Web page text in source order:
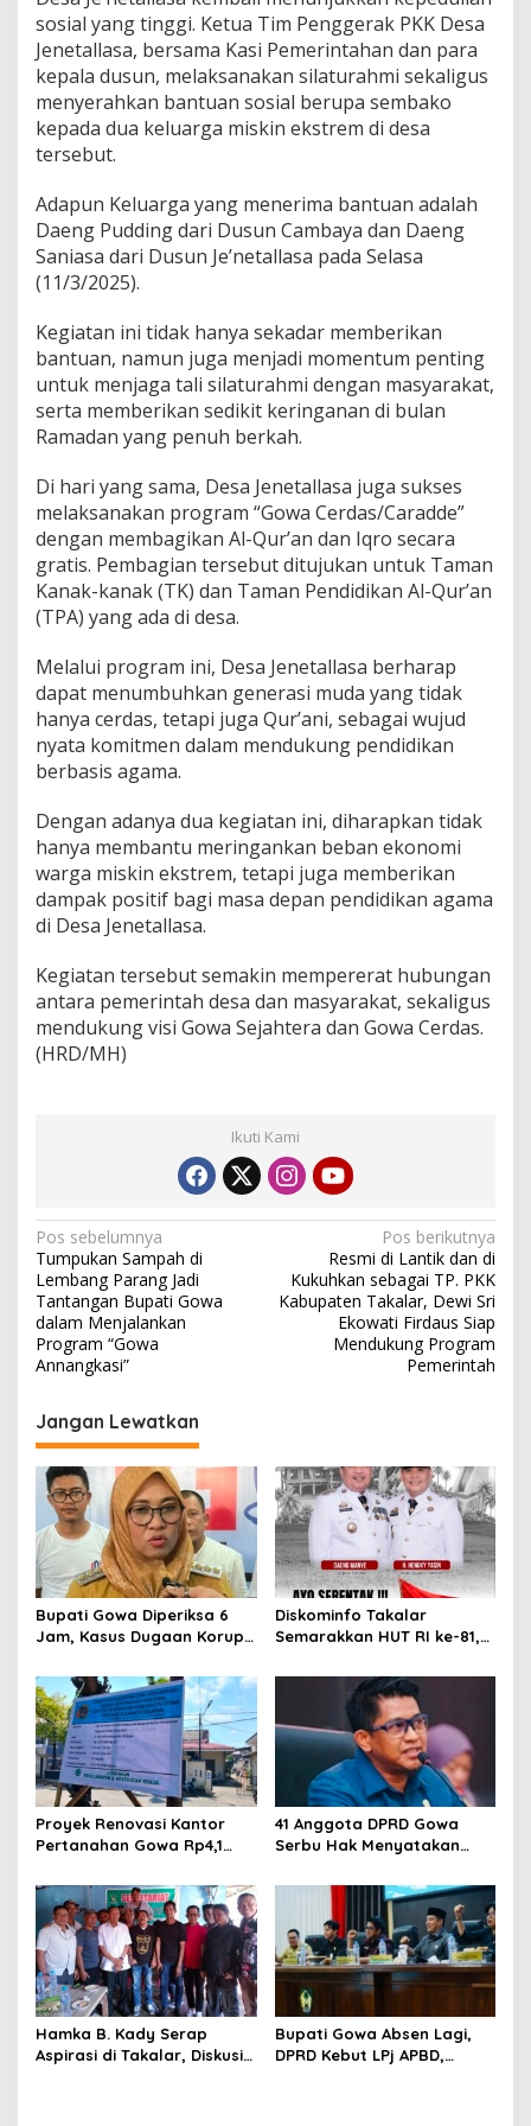
e
n
d
u
k
u
r
o
g
G
o
w
a
S
e
a
h
t
e
r
a
n
G
o
w
a
d
a
s
sosial yang tinggi. Ketua Tim Penggerak PKK Desa
Jenetallasa, bersama Kasi Pemerintahan dan para
kepala dusun, melaksanakan silaturahmi sekaligus
menyerahkan bantuan sosial berupa sembako
kepada dua keluarga miskin ekstrem di desa
tersebut.
Adapun Keluarga yang menerima bantuan adalah
Daeng Pudding dari Dusun Cambaya dan Daeng
Saniasa dari Dusun Je’netallasa pada Selasa
(11/3/2025).
Kegiatan ini tidak hanya sekadar memberikan
bantuan, namun juga menjadi momentum penting
untuk menjaga tali silaturahmi dengan masyarakat,
serta memberikan sedikit keringanan di bulan
Ramadan yang penuh berkah.
Di hari yang sama, Desa Jenetallasa juga sukses
melaksanakan program “Gowa Cerdas/Caradde”
dengan membagikan Al-Qur’an dan Iqro secara
gratis. Pembagian tersebut ditujukan untuk Taman
Kanak-kanak (TK) dan Taman Pendidikan Al-Qur’an
(TPA) yang ada di desa.
Melalui program ini, Desa Jenetallasa berharap
dapat menumbuhkan generasi muda yang tidak
hanya cerdas, tetapi juga Qur’ani, sebagai wujud
nyata komitmen dalam mendukung pendidikan
berbasis agama.
Dengan adanya dua kegiatan ini, diharapkan tidak
hanya membantu meringankan beban ekonomi
warga miskin ekstrem, tetapi juga memberikan
dampak positif bagi masa depan pendidikan agama
di Desa Jenetallasa.
Kegiatan tersebut semakin mempererat hubungan
antara pemerintah desa dan masyarakat, sekaligus
mendukung visi Gowa Sejahtera dan Gowa Cerdas.
(HRD/MH)
Ikuti Kami
N
a
v
i
g
a
s
i
p
o
s
Pos sebelumnya
Tumpukan Sampah di
Lembang Parang Jadi
Tantangan Bupati Gowa
dalam Menjalankan
Program “Gowa
Annangkasi”
Pos berikutnya
Resmi di Lantik dan di
Kukuhkan sebagai TP. PKK
Kabupaten Takalar, Dewi Sri
Ekowati Firdaus Siap
Mendukung Program
Pemerintah
Jangan Lewatkan
Bupati Gowa Diperiksa 6
Jam, Kasus Dugaan Korupsi
Memanas
Diskominfo Takalar
Semarakkan HUT RI ke-81,
Jalan Protokol
Proyek Renovasi Kantor
Pertanahan Gowa Rp4,1
Sorotan, LSM PERAK Curiga
Ada Upaya Tutup-Tutupi
41 Anggota DPRD Gowa
Serbu Hak Menyatakan
Terpojok
Hamka B. Kady Serap
Aspirasi di Takalar, Diskusi
Bupati Gowa Absen Lagi,
DPRD Kebut LPj APBD,